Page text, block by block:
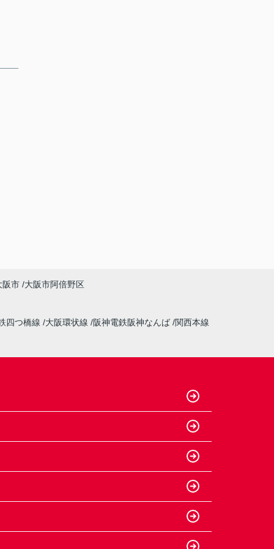
阪市 大阪市阿倍野区
四つ橋線 大阪環状線 阪神電鉄阪神なんば 関西本線